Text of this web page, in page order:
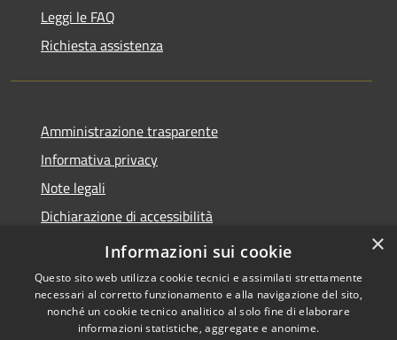
Leggi le FAQ
Richiesta assistenza
Amministrazione trasparente
Informativa privacy
Note legali
Dichiarazione di accessibilità
Link app municipium
Copyright © 2026 • Comune di
×
Informazioni sui cookie
Questo sito web utilizza cookie tecnici e assimilati strettamente
necessari al corretto funzionamento e alla navigazione del sito,
nonché un cookie tecnico analitico al solo fine di elaborare
informazioni statistiche, aggregate e anonime.